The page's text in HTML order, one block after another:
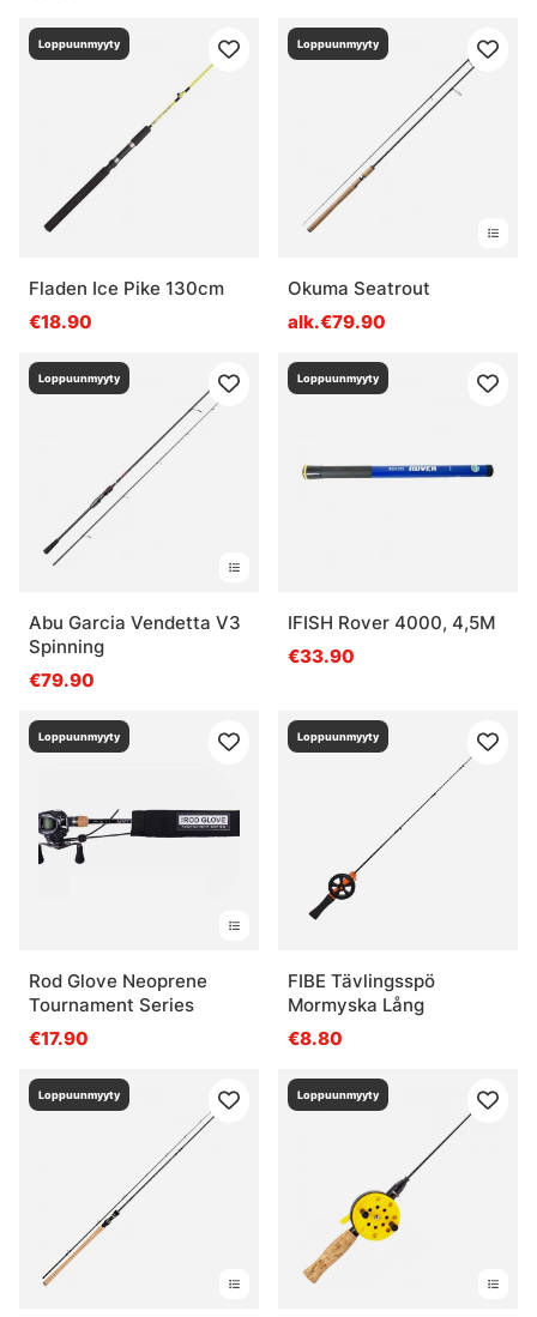
Loppuunmyyty
Fladen Ice Pike 130cm
€18.90
Loppuunmyyty
Okuma Seatrout
alk.€79.90
Loppuunmyyty
Abu Garcia Vendetta V3
Spinning
€79.90
Loppuunmyyty
IFISH Rover 4000, 4,5M
€33.90
Loppuunmyyty
Rod Glove Neoprene
Tournament Series
€17.90
Loppuunmyyty
FIBE Tävlingsspö
Mormyska Lång
€8.80
Loppuunmyyty Loppuunmyyty